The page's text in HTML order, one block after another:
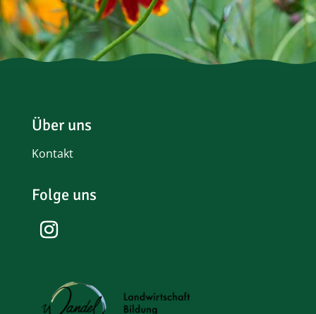
Über uns
Kontakt
Folge uns